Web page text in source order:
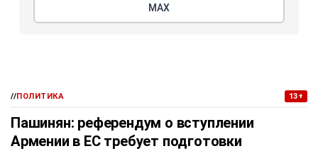
МАХ
//ПОЛИТИКА 13+
Пашинян: референдум о вступлении
Армении в ЕС требует подготовки